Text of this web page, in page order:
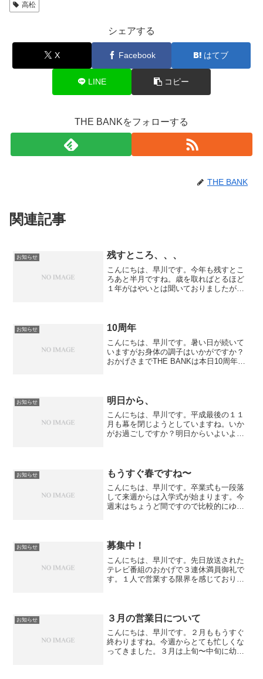
高松
シェアする
X Facebook はてブ
LINE コピー
THE BANKをフォローする
THE BANK
関連記事
お知らせ 残すところ、、、
こんにちは、早川です。今年も残すとこ
ろあと半月ですね。歳を取ればとるほど
１年がはやいとは聞いておりましたがと
約表を見ていただいた...
お知らせ 10周年
こんにちは、早川です。暑い日が続いて
いますがお身体の調子はいかがですか？
おかげさまでTHE BANKは本日10周年を
れからも何卒よ...
お知らせ 明日から、
こんにちは、早川です。平成最後の１１
月も幕を閉じようとしていますね。いか
がお過ごしですか？明日からいよいよ１
１２月は３１日が月曜日な...
お知らせ もうすぐ春ですね〜
こんにちは、早川です。卒業式も一段落
して来週からは入学式が始まります。今
週末はちょうど間ですので比較的にゆっ
BANK高松市高松...
お知らせ 募集中！
こんにちは、早川です。先日放送された
テレビ番組のおかげで３連休満員御礼で
す。１人で営業する限界を感じておりま
気のある方。男女問いませ...
お知らせ ３月の営業日について
こんにちは、早川です。２月ももうすぐ
終わりますね。今週からとても忙しくな
ってきました。３月は上旬〜中旬に幼稚